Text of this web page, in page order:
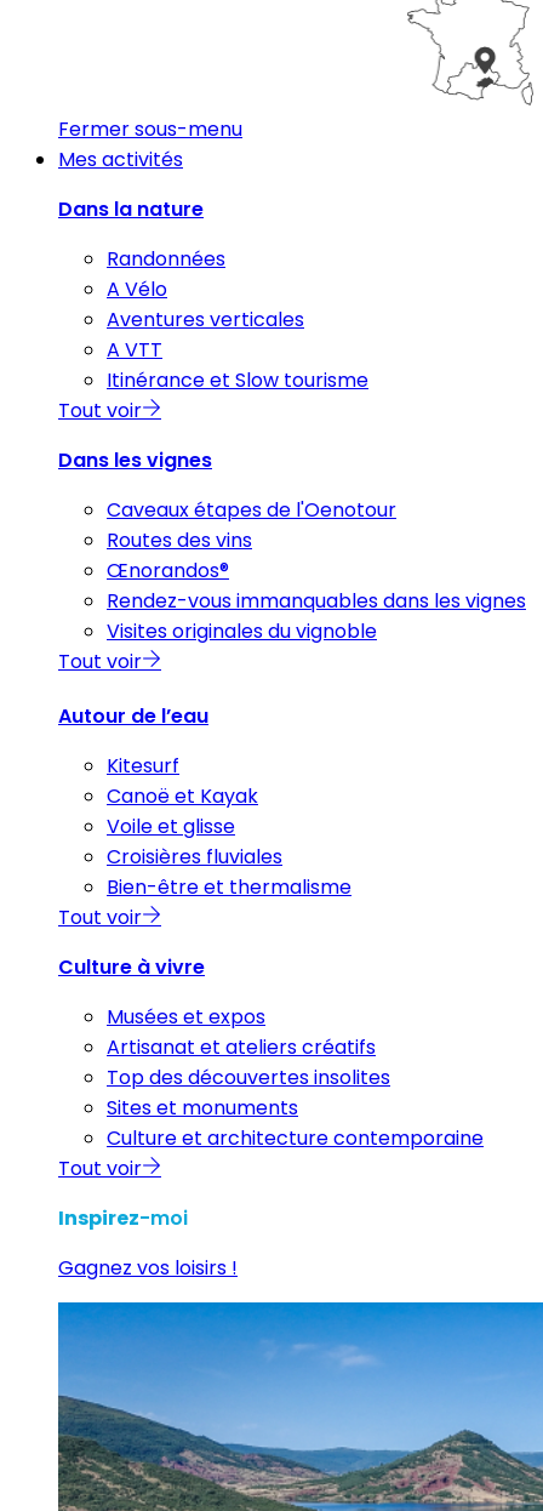
Fermer sous-menu
Mes activités
Dans la nature
Randonnées
A Vélo
Aventures verticales
A VTT
Itinérance et Slow tourisme
Tout voir
Dans les vignes
Caveaux étapes de l'Oenotour
Routes des vins
Œnorandos®
Rendez-vous immanquables dans les vignes
Visites originales du vignoble
Tout voir
Autour de l’eau
Kitesurf
Canoë et Kayak
Voile et glisse
Croisières fluviales
Bien-être et thermalisme
Tout voir
Culture à vivre
Musées et expos
Artisanat et ateliers créatifs
Top des découvertes insolites
Sites et monuments
Culture et architecture contemporaine
Tout voir
Inspirez-moi
Gagnez vos loisirs !